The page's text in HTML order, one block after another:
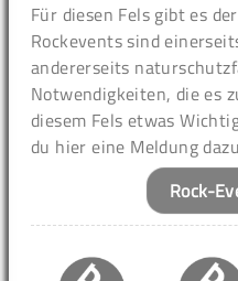
Für diesen Fels gibt es
Rockevents sind
andererseits
Notwendigkeiten, die es
diesem Fels etwas
du hier eine Meldung
Rock-